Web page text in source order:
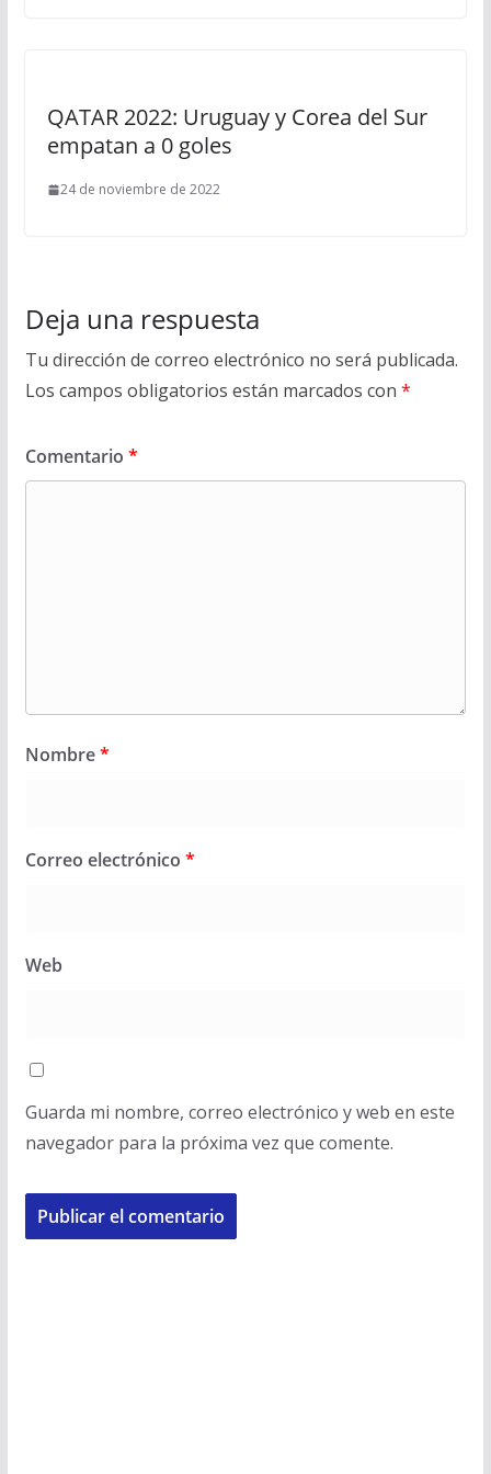
QATAR 2022: Uruguay y Corea del Sur
empatan a 0 goles
24 de noviembre de 2022
Deja una respuesta
Tu dirección de correo electrónico no será publicada.
Los campos obligatorios están marcados con *
Comentario *
Nombre*
Correo electrónico *
Web
Guarda mi nombre, correo electrónico y web en este
navegador para la próxima vez que comente.